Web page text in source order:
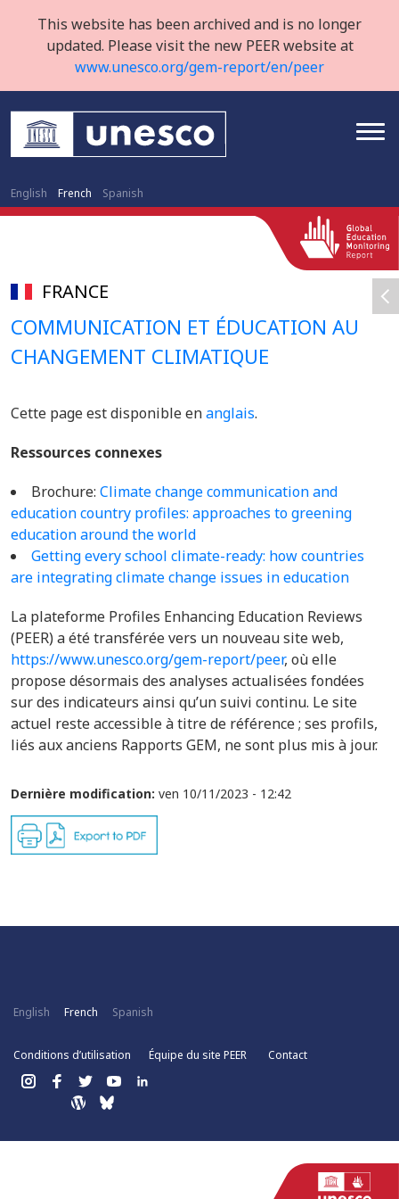
This website has been archived and is no longer
updated. Please visit the new PEER website at
www.unesco.org/gem-report/en/peer
English French Spanish
FRANCE
COMMUNICATION ET ÉDUCATION AU
CHANGEMENT CLIMATIQUE
Cette page est disponible enanglais.
Ressources connexes
Brochure: Climate change communication and
education country profiles: approaches to greening
education around the world
Getting every school climate-ready: how countries
are integrating climate change issues in education
La plateforme Profiles Enhancing Education Reviews
(PEER) a été transférée vers un nouveau site web,
https://www.unesco.org/gem-report/peer, où elle
propose désormais des analyses actualisées fondées
sur des indicateurs ainsi qu’un suivi continu. Le site
actuel reste accessible à titre de référence ; ses profils,
liés aux anciens Rapports GEM, ne sont plus mis à jour.
Dernière modification: ven 10/11/2023 - 12:42
English French Spanish
Conditions d’utilisation Équipe du site PEER Contact